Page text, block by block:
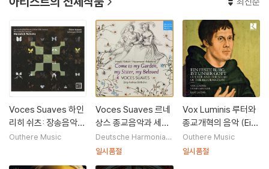
Voces Suaves 하인
리히 쉬츠: 장송음악
(Heinrich Schutz: G
Outhere Music
Voces Suaves 르네
상스 종교음악과 세속
음악 작품집 - 보체스
수아베스 (Come to
Deutsche Harmonia
Mundi (DHM)
일시품절
Vox Luminis 루터와
종교개혁의 음악 (Ein
Feste Burg ist Uns
er Gott - Luther an
Outhere Music
일시품절